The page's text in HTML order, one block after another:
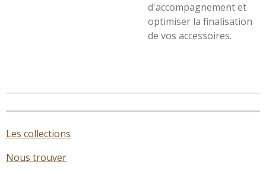
d'accompagnement et
optimiser la finalisation
de vos accessoires.
Les collections
Nous trouver